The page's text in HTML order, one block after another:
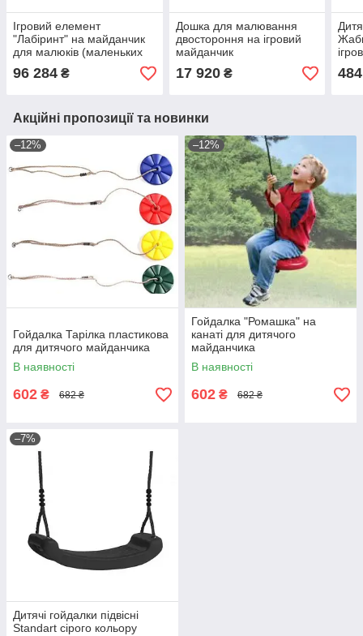
Ігровий елемент
"Лабіринт" на майданчик
для малюків (маленьких
96 284 ₴
Дошка для малювання
двостороння на ігровий
майданчик
17 920₴
Акційні пропозиції та новинки
–12%
Гойдалка Тарілка пластикова
для дитячого майданчика
В наявності
602 ₴ 682 ₴
–12%
Гойдалка "Ромашка" на
канаті для дитячого
майданчика
В наявності
602 ₴ 682 ₴
–7%
Дитячі гойдалки підвісні
Standart сірого кольору